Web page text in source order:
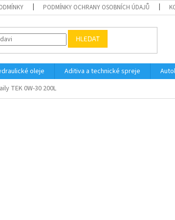
PODMÍNKY OCHRANY OSOBNÍCH ÚDAJŮ
HLEDAT
oleje Aditiva a technické spreje
TEK 0W-30 200L